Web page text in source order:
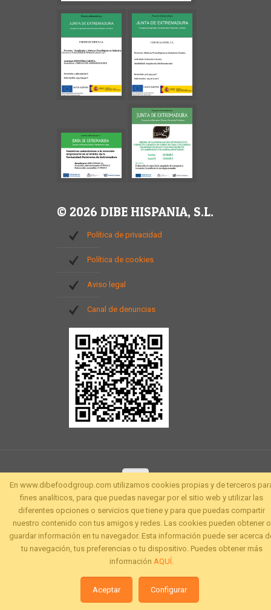
© 2026 DIBE HISPANIA, S.L.
Política de privacidad
Política de cookies
Aviso legal
Canal de denuncias
En www.dibefoodgroup.com utilizamos cookies propias y de terceros
fines analíticos, para que puedas navegar por el sitio web y utilizar las
diferentes opciones o servicios que tiene y para que puedas compartir
nuestro contenido con tus amigos y redes. Las cookies pueden obtener o
guardar información en tu navegador. Esta información puede ser acerca
tu navegación, tus preferencias o tu dispositivo. Puedes obtener más
información AQUÍ.
Aceptar Configurar